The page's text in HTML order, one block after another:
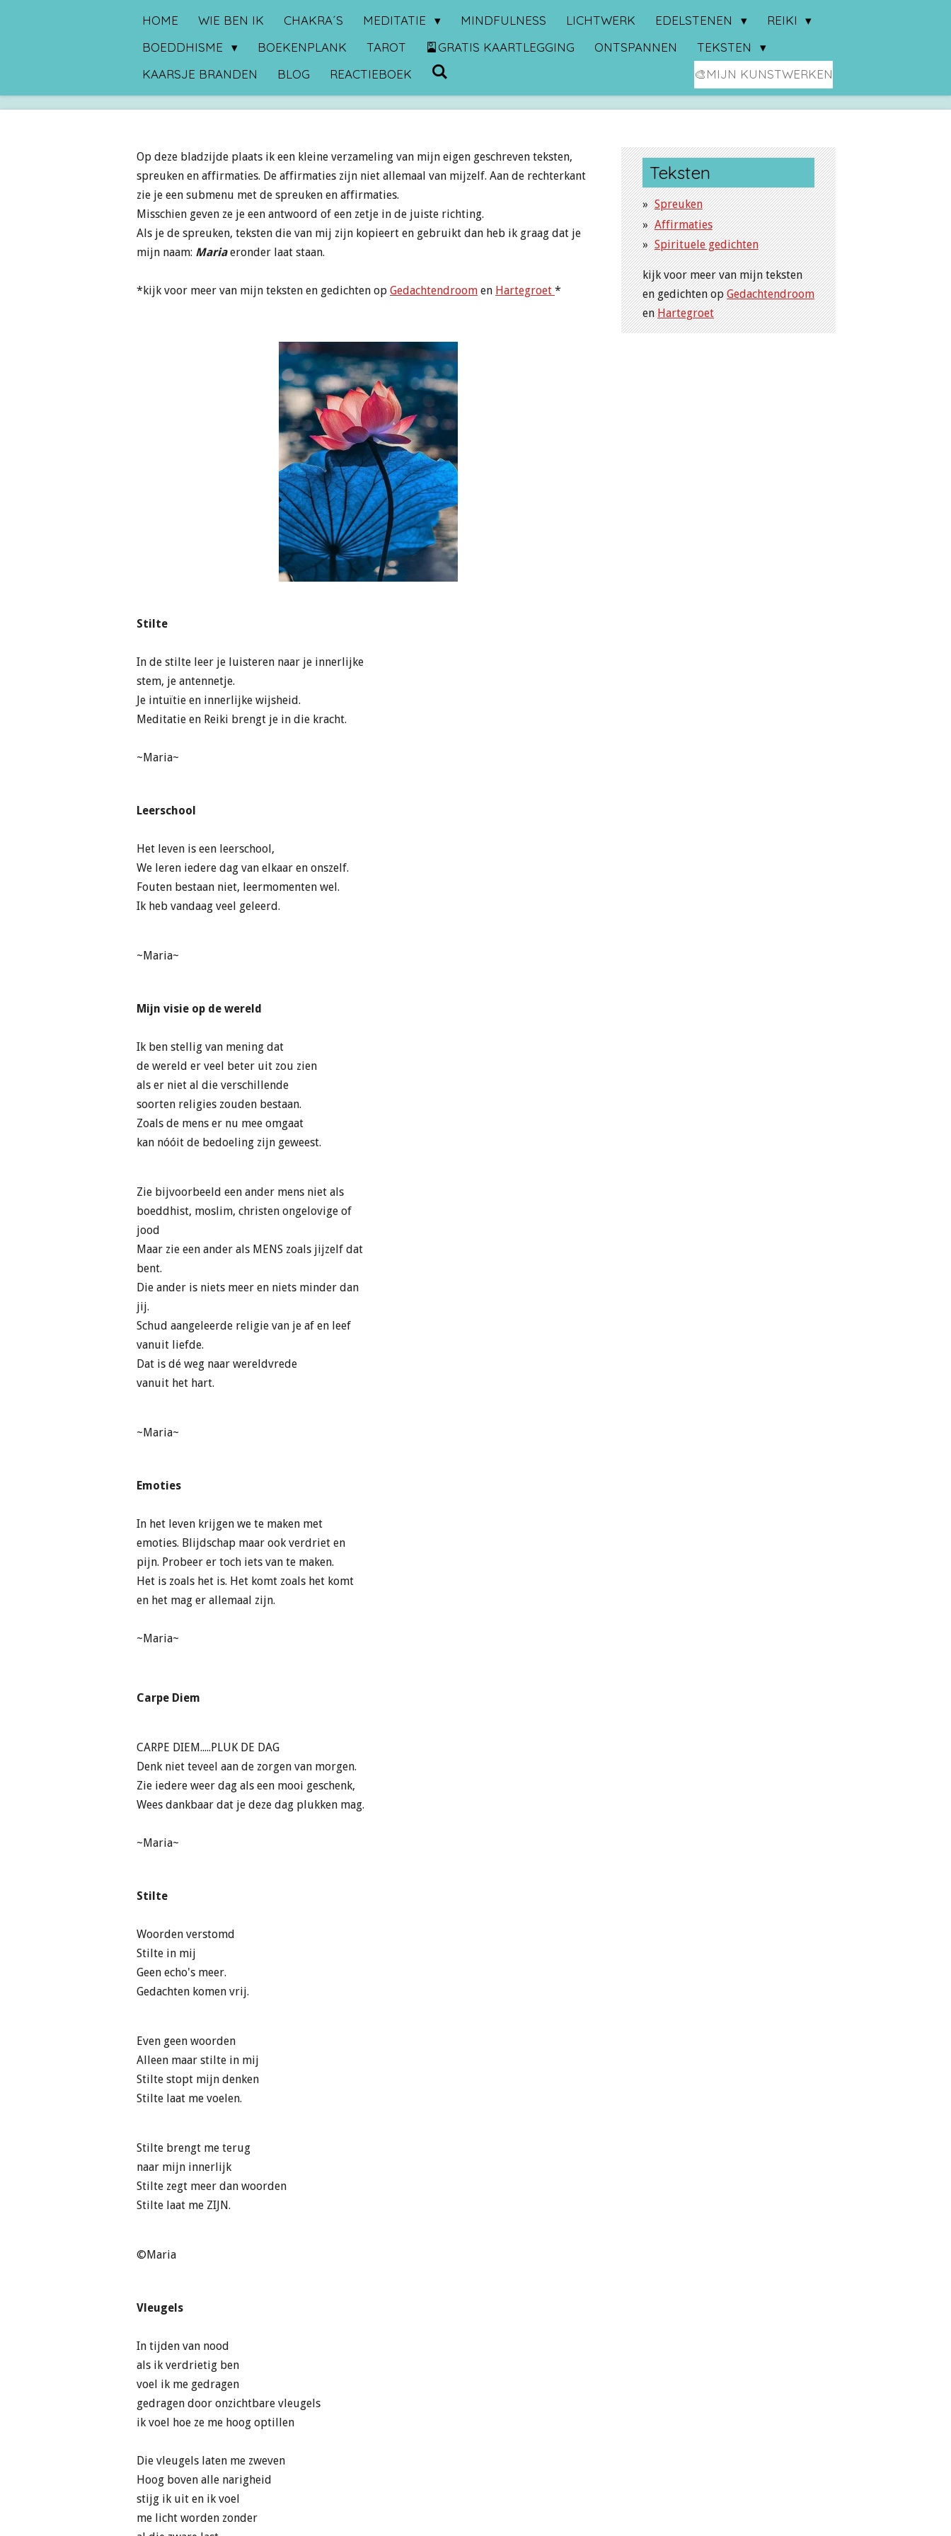
HOME WIE BEN IK CHAKRA´S MEDITATIE MINDFULNESS LICHTWERK EDELSTENEN
REIKI
BOEDDHISME
BOEKENPLANK TAROT 🎴GRATIS KAARTLEGGING ONTSPANNEN
TEKSTEN
KAARSJE BRANDEN
BLOG REACTIEBOEK 🎨MIJN KUNSTWERKEN
Op deze bladzijde plaats ik een kleine verzameling van mijn eigen geschreven teksten,
spreuken en affirmaties. De affirmaties zijn niet allemaal van mijzelf. Aan de rechterkant
zie je een submenu met de spreuken en affirmaties.
Misschien geven ze je een antwoord of een zetje in de juiste richting.
Als je de spreuken, teksten die van mij zijn kopieert en gebruikt dan heb ik graag dat je
mijn naam: Maria eronder laat staan.
*kijk voor meer van mijn teksten en gedichten op Gedachtendroom en Hartegroet *
Stilte
In de stilte leer je luisteren naar je innerlijke
stem, je antennetje.
Je intuïtie en innerlijke wijsheid.
Meditatie en Reiki brengt je in die kracht.
~Maria~
Leerschool
Het leven is een leerschool,
We leren iedere dag van elkaar en onszelf.
Fouten bestaan niet, leermomenten wel.
Ik heb vandaag veel geleerd.
~Maria~
Mijn visie op de wereld
Ik ben stellig van mening dat
de wereld er veel beter uit zou zien
als er niet al die verschillende
soorten religies zouden bestaan.
Zoals de mens er nu mee omgaat
kan nóóit de bedoeling zijn geweest.
Zie bijvoorbeeld een ander mens niet als
boeddhist, moslim, christen ongelovige of
jood
Maar zie een ander als MENS zoals jijzelf dat
bent.
Die ander is niets meer en niets minder dan
jij.
Schud aangeleerde religie van je af en leef
vanuit liefde.
Dat is dé weg naar wereldvrede
vanuit het hart.
~Maria~
Emoties
In het leven krijgen we te maken met
emoties. Blijdschap maar ook verdriet en
pijn. Probeer er toch iets van te maken.
Het is zoals het is. Het komt zoals het komt
en het mag er allemaal zijn.
~Maria~
Carpe Diem
CARPE DIEM.....PLUK DE DAG
Denk niet teveel aan de zorgen van morgen.
Zie iedere weer dag als een mooi geschenk,
Wees dankbaar dat je deze dag plukken mag.
~Maria~
Stilte
Woorden verstomd
Stilte in mij
Geen echo's meer.
Gedachten komen vrij.
Even geen woorden
Alleen maar stilte in mij
Stilte stopt mijn denken
Stilte laat me voelen.
Stilte brengt me terug
naar mijn innerlijk
Stilte zegt meer dan woorden
Stilte laat me ZIJN.
©Maria
Vleugels
In tijden van nood
als ik verdrietig ben
voel ik me gedragen
gedragen door onzichtbare vleugels
ik voel hoe ze me hoog optillen
Die vleugels laten me zweven
Hoog boven alle narigheid
stijg ik uit en ik voel
me licht worden zonder
Teksten
Spreuken
Affirmaties
Spirituele gedichten
kijk voor meer van mijn teksten
en gedichten opGedachtendroom
enHartegroet